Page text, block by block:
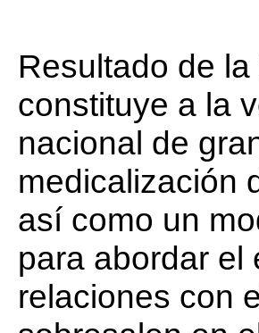
Resultado de
constituye a la
nacional de
medicalización
así como un
para abordar el
relaciones con